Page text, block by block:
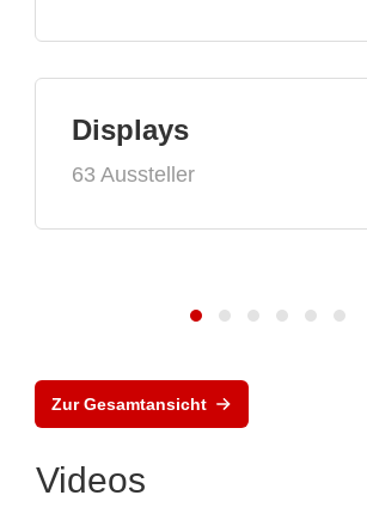
Displays
63 Aussteller
Zur Gesamtansicht
Videos